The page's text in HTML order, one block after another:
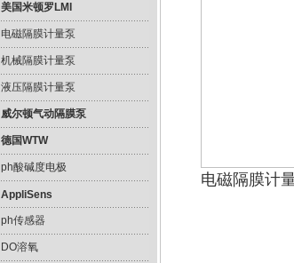
美国米顿罗LMI
电磁隔膜计量泵
机械隔膜计量泵
液压隔膜计量泵
威尔顿气动隔膜泵
德国WTW
ph酸碱度电极
AppliSens
ph传感器
DO溶氧
电磁隔膜计